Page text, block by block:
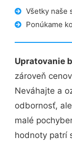
Všetky naše
Ponúkame
Upratovanie
zároveň
Neváhajte a
odbornosť,
malé
hodnoty patrí